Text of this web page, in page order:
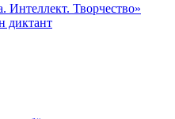
Творчество»
диктант